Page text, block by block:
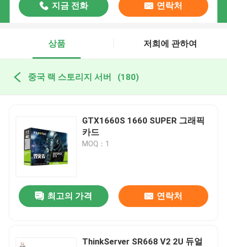
지금 전화 연락처
상품 저희에 관하여
중국 랙 스토리지 서버 (180)
GTX1660S 1660 SUPER 그래픽
카드
MOQ：1
최고의 가격 연락처
ThinkServer SR668 V2 2U 듀얼